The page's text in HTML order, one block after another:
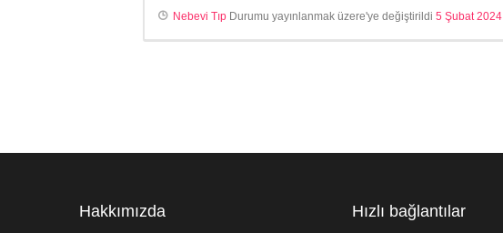
Nebevi Tıp Durumu yayınlanmak üzere'ye değiştirildi 5 Şubat 2024
Hakkımızda Hızlı bağlantılar